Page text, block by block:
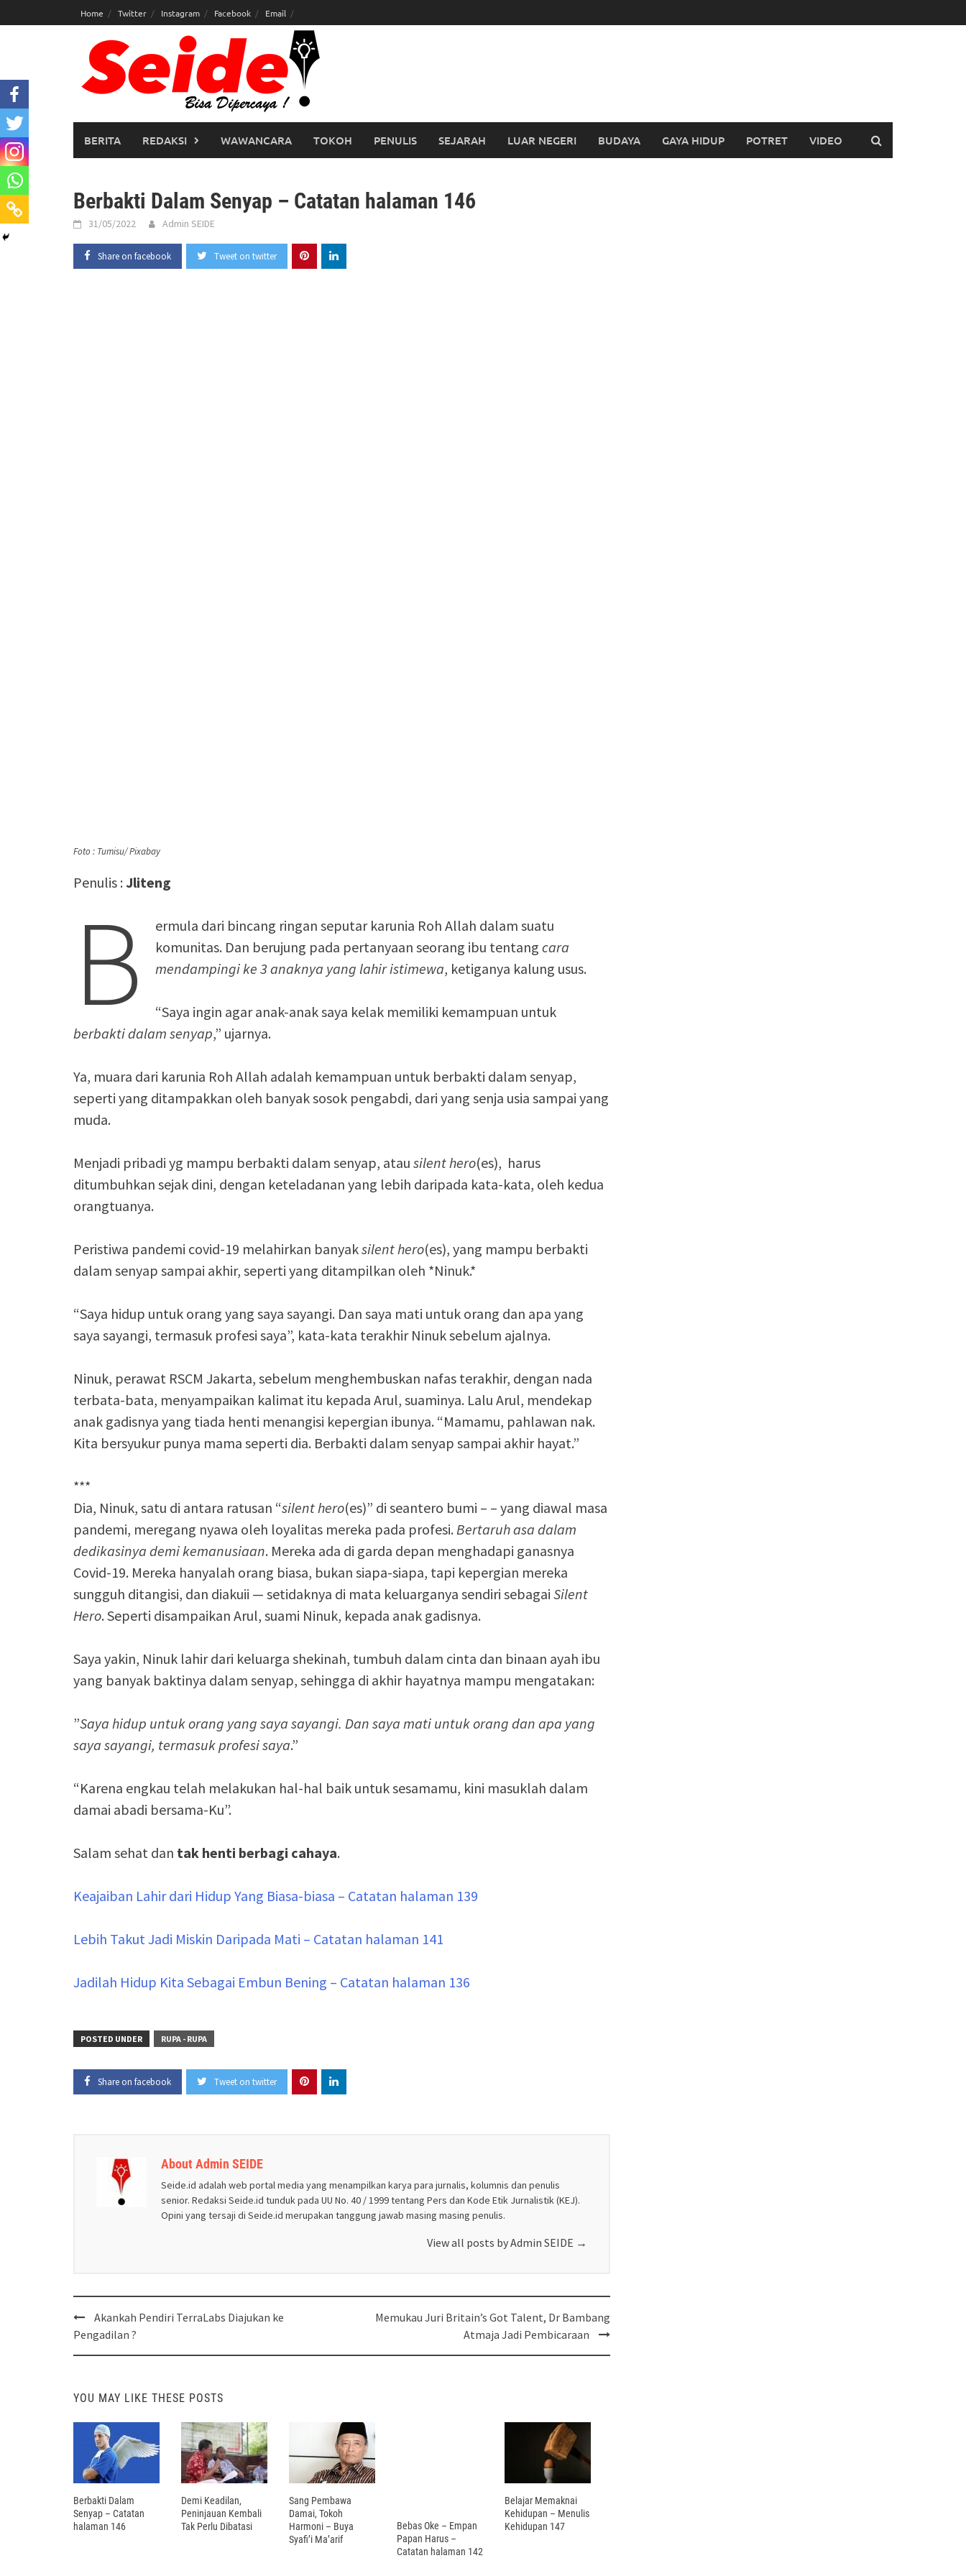
to
Home Twitter Instagram Facebook Email
BERITA REDAKSI WAWANCARA TOKOH PENULIS SEJARAH LUAR NEGERI BUDAYA GAYA HIDUP POTRET VIDEO
Berbakti Dalam Senyap – Catatan halaman 146
31/05/2022 Admin SEIDE
Share on facebook Tweet on twitter
Foto : Tumisu/ Pixabay
Penulis : Jliteng
B
ermula dari bincang ringan seputar karunia Roh Allah dalam suatu
komunitas. Dan berujung pada pertanyaan seorang ibu tentang cara
mendampingi ke 3 anaknya yang lahir istimewa, ketiganya kalung usus.
“Saya ingin agar anak-anak saya kelak memiliki kemampuan untuk
berbakti dalam senyap,” ujarnya.
Ya, muara dari karunia Roh Allah adalah kemampuan untuk berbakti dalam senyap,
seperti yang ditampakkan oleh banyak sosok pengabdi, dari yang senja usia sampai yang
muda.
Menjadi pribadi yg mampu berbakti dalam senyap, atau silent hero(es), harus
ditumbuhkan sejak dini, dengan keteladanan yang lebih daripada kata-kata, oleh kedua
orangtuanya.
Peristiwa pandemi covid-19 melahirkan banyaksilent hero(es), yang mampu berbakti
dalam senyap sampai akhir, seperti yang ditampilkan oleh *Ninuk.*
“Saya hidup untuk orang yang saya sayangi. Dan saya mati untuk orang dan apa yang
saya sayangi, termasuk profesi saya”, kata-kata terakhir Ninuk sebelum ajalnya.
Ninuk, perawat RSCM Jakarta, sebelum menghembuskan nafas terakhir, dengan nada
terbata-bata, menyampaikan kalimat itu kepada Arul, suaminya. Lalu Arul, mendekap
anak gadisnya yang tiada henti menangisi kepergian ibunya. “Mamamu, pahlawan nak.
Kita bersyukur punya mama seperti dia. Berbakti dalam senyap sampai akhir hayat.”
***
Dia, Ninuk, satu di antara ratusan “silent hero(es)” di seantero bumi – – yang diawal masa
pandemi, meregang nyawa oleh loyalitas mereka pada profesi. Bertaruh asa dalam
dedikasinya demi kemanusiaan. Mereka ada di garda depan menghadapi ganasnya
Covid-19. Mereka hanyalah orang biasa, bukan siapa-siapa, tapi kepergian mereka
sungguh ditangisi, dan diakuii — setidaknya di mata keluarganya sendiri sebagai Silent
Hero. Seperti disampaikan Arul, suami Ninuk, kepada anak gadisnya.
Saya yakin, Ninuk lahir dari keluarga shekinah, tumbuh dalam cinta dan binaan ayah ibu
yang banyak baktinya dalam senyap, sehingga di akhir hayatnya mampu mengatakan:
”Saya hidup untuk orang yang saya sayangi. Dan saya mati untuk orang dan apa yang
saya sayangi, termasuk profesi saya.”
“Karena engkau telah melakukan hal-hal baik untuk sesamamu, kini masuklah dalam
damai abadi bersama-Ku”.
Salam sehat dan tak henti berbagi cahaya.
Keajaiban Lahir dari Hidup Yang Biasa-biasa – Catatan halaman 139
Lebih Takut Jadi Miskin Daripada Mati – Catatan halaman 141
Jadilah Hidup Kita Sebagai Embun Bening – Catatan halaman 136
POSTED UNDER RUPA - RUPA
Share on facebook Tweet on twitter
About Admin SEIDE
Seide.id adalah web portal media yang menampilkan karya para jurnalis, kolumnis dan penulis
senior. Redaksi Seide.id tunduk pada UU No. 40 / 1999 tentang Pers dan Kode Etik Jurnalistik (KEJ).
Opini yang tersaji di Seide.id merupakan tanggung jawab masing masing penulis.
View all posts by Admin SEIDE →
Post
navigation
Akankah Pendiri TerraLabs Diajukan ke
Pengadilan ?
Memukau Juri Britain’s Got Talent, Dr Bambang
Atmaja Jadi Pembicaraan
YOU MAY LIKE THESE POSTS
Berbakti Dalam
Senyap – Catatan
halaman 146
Demi Keadilan,
Peninjauan Kembali
Tak Perlu Dibatasi
Sang Pembawa
Damai, Tokoh
Harmoni – Buya
Syafi’i Ma’arif
Bebas Oke – Empan
Papan Harus –
Catatan halaman 142
Belajar Memaknai
Kehidupan – Menulis
Kehidupan 147